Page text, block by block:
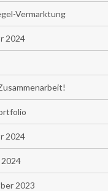
Vermarktung
2024
2024
2023